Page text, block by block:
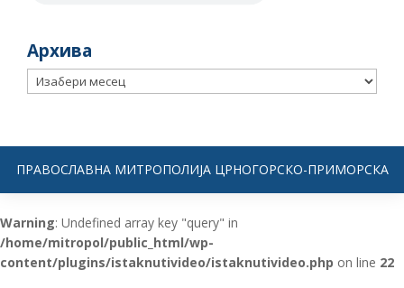
Архива
Архива
ПРАВОСЛАВНА МИТРОПОЛИЈА ЦРНОГОРСКО-ПРИМОРСКА
Warning: Undefined array key "query" in
/home/mitropol/public_html/wp-
content/plugins/istaknutivideo/istaknutivideo.php on line 22